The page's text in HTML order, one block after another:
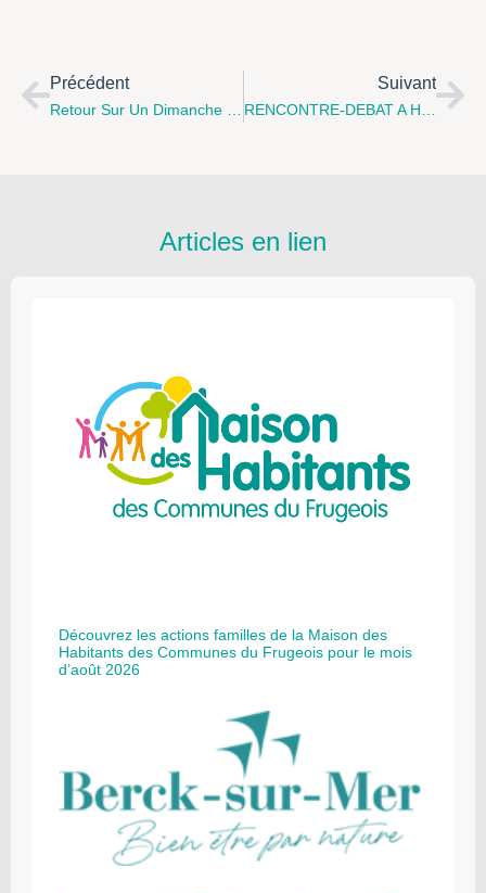
Précédent Suivant
Articles en lien
Découvrez les actions familles de la Maison des
Habitants des Communes du Frugeois pour le mois
d’août 2026